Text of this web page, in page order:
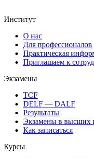
Институт
О нас
Для профессионалов
Практическая
Приглашаем к
Экзамены
TCF
DELF — DALF
Результаты
Экзамены в высших
Как записаться
Курсы